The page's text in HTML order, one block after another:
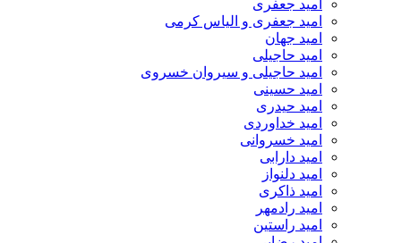
امید جعفری
امید جعفری و الیاس کرمی
امید جهان
امید حاجیلی
امید حاجیلی و سیروان خسروی
امید حسینی
امید حیدری
امید خداوردی
امید خسروانی
امید دارابی
امید دلنواز
امید ذاکری
امید رادمهر
امید راستین